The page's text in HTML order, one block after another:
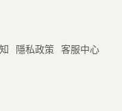
隱私政策 客服中心